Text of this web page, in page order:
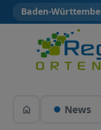
Baden-
News